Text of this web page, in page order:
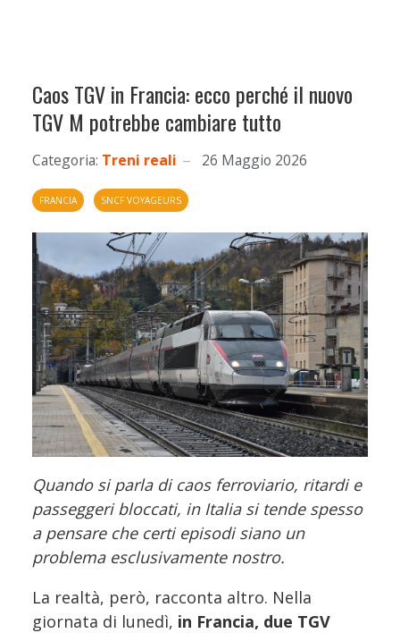
Caos TGV in Francia: ecco perché il nuovo
TGV M potrebbe cambiare tutto
Categoria: Treni reali 26 Maggio 2026
FRANCIA SNCF VOYAGEURS
Quando si parla di caos ferroviario, ritardi e
passeggeri bloccati, in Italia si tende spesso
a pensare che certi episodi siano un
problema esclusivamente nostro.
La realtà, però, racconta altro. Nella
giornata di lunedì, in Francia, due TGV